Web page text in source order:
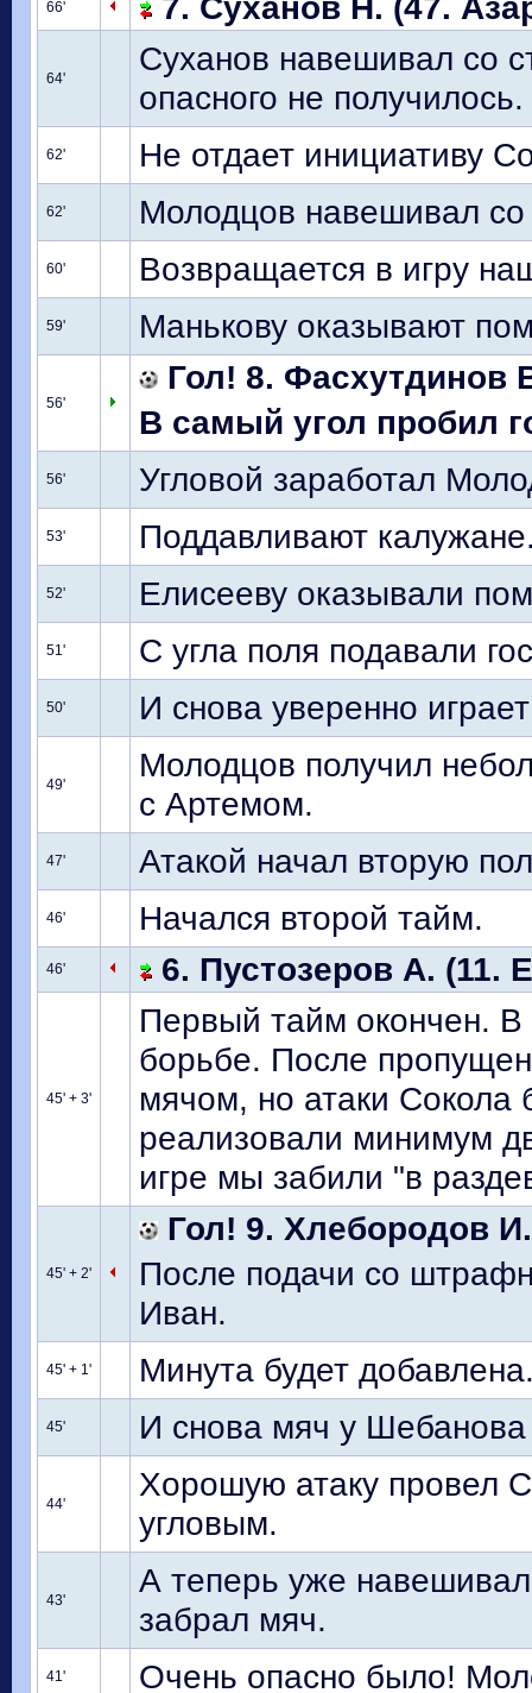
66'
64'
Суханов навешивал со
опасного не получилось.
62' Не отдает инициативу
62' Молодцов навешивал со
60' Возвращается в игру
59' Манькову оказывают
56'
Гол! 8. Фасхутдинов
В самый угол пробил
56' Угловой заработал
53' Поддавливают
52' Елисееву оказывали
51' С угла поля подавали
50' И снова уверенно
49'
Молодцов получил
с Артемом.
47' Атакой начал вторую
46' Начался второй тайм.
46' 6. Пустозеров А. (11.
45' + 3'
Первый тайм окончен.
борьбе. После
мячом, но атаки Сокола
реализовали минимум
игре мы забили "в
45' + 2'
Гол! 9. Хлебородов И.
После подачи со
Иван.
45' + 1' Минута будет
45' И снова мяч у Шебанова
44'
Хорошую атаку провел
угловым.
43'
А теперь уже
забрал мяч.
41' Очень опасно было!